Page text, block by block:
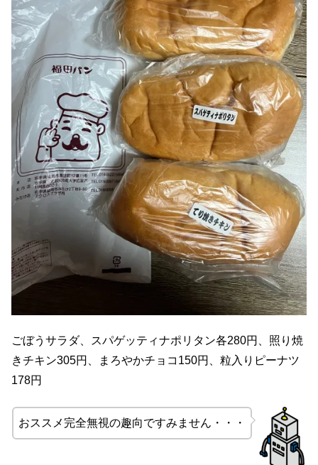
ごぼうサラダ、スパゲッティナポリタン各280円、照り焼
きチキン305円、まろやかチョコ150円、粒入りピーナツ
178円
おススメ完全無視の趣向ですみません・・・